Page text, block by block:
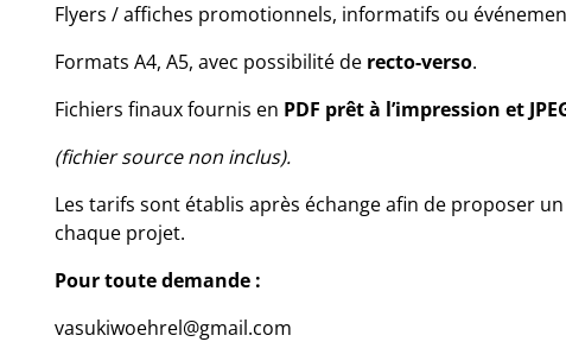
Flyers / affiches promotionnels, informatifs ou
Formats A4, A5, avec possibilité de recto-verso.
Fichiers finaux fournis en PDF prêt à l’impression et
(fichier source non inclus).
Les tarifs sont établis après échange afin de proposer
chaque projet.
Pour toute demande :
vasukiwoehrel@gmail.com